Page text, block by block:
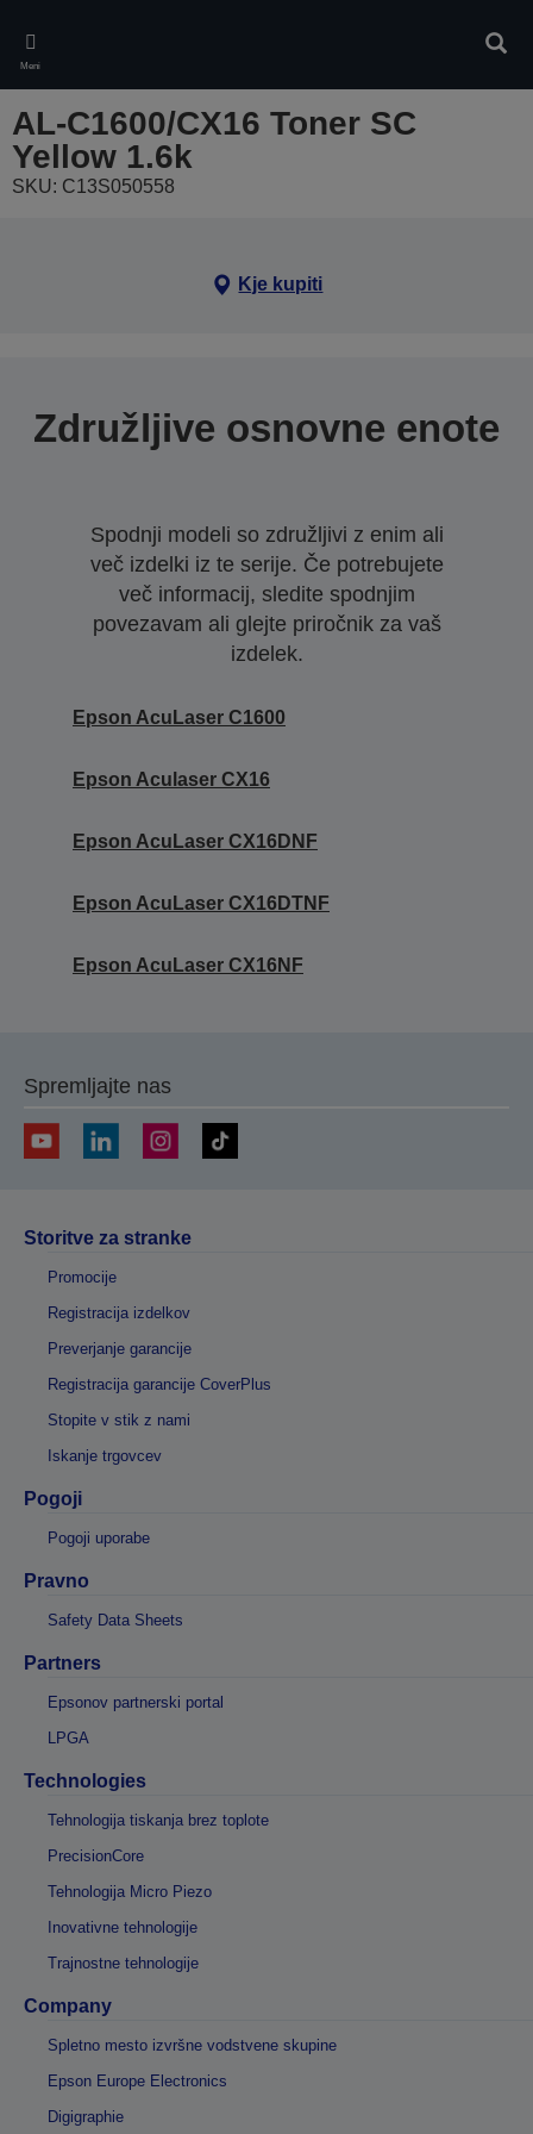
main
content
Meni
AL-C1600/CX16 Toner SC
Yellow 1.6k
SKU: C13S050558
Kje kupiti
Združljive osnovne enote
Spodnji modeli so združljivi z enim ali
več izdelki iz te serije. Če potrebujete
več informacij, sledite spodnjim
povezavam ali glejte priročnik za vaš
izdelek.
Epson AcuLaser C1600
Epson Aculaser CX16
Epson AcuLaser CX16DNF
Epson AcuLaser CX16DTNF
Epson AcuLaser CX16NF
Spremljajte nas
Storitve za stranke
Promocije
Registracija izdelkov
Preverjanje garancije
Registracija garancije CoverPlus
Stopite v stik z nami
Iskanje trgovcev
Pogoji
Pogoji uporabe
Pravno
Safety Data Sheets
Partners
Epsonov partnerski portal
LPGA
Technologies
Tehnologija tiskanja brez toplote
PrecisionCore
Tehnologija Micro Piezo
Inovativne tehnologije
Trajnostne tehnologije
Company
Spletno mesto izvršne vodstvene skupine
Epson Europe Electronics
Digigraphie